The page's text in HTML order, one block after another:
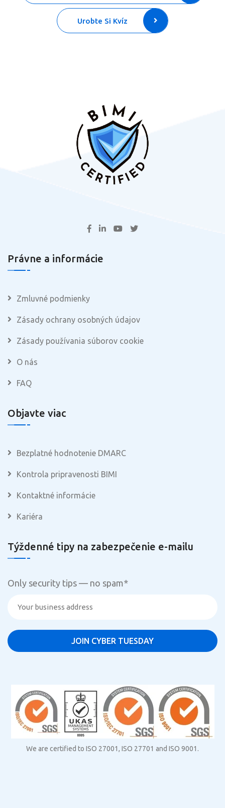
Urobte Si Kvíz
Právne a informácie
Zmluvné podmienky
Zásady ochrany osobných údajov
Zásady používania súborov cookie
O nás
FAQ
Objavte viac
Bezplatné hodnotenie DMARC
Kontrola pripravenosti BIMI
Kontaktné informácie
Kariéra
Týždenné tipy na zabezpečenie e-mailu
Only security tips — no spam*
We are certified to ISO 27001, ISO 27701 and ISO 9001.